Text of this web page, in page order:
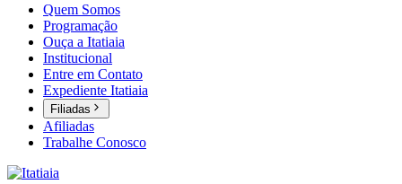
Quem Somos
Programação
Ouça a Itatiaia
Institucional
Entre em Contato
Expediente Itatiaia
Filiadas
Afiliadas
Trabalhe Conosco